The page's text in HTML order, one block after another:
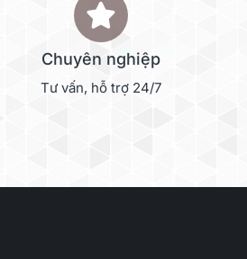
Chuyên nghiệp
Tư vấn, hỗ trợ 24/7